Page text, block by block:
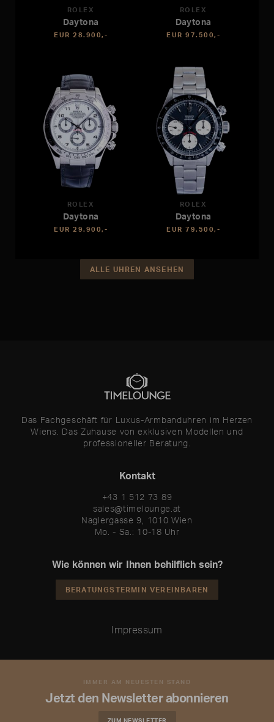
ROLEX
Daytona
EUR 28.900,-
ROLEX
Daytona
EUR 97.500,-
ROLEX
Daytona
EUR 29.900,-
ROLEX
Daytona
EUR 79.500,-
ALLE UHREN ANSEHEN
Das Fachgeschäft für Luxus-Armbanduhren im Herzen
Wiens. Das Zuhause von exklusiven Modellen und
professioneller Beratung.
Kontakt
+43 1 512 73 89
sales@timelounge.at
Naglergasse 9, 1010 Wien
Mo. - Sa.: 10-18 Uhr
Wie können wir Ihnen behilflich sein?
BERATUNGSTERMIN VEREINBAREN
Impressum
IMMER AM NEUESTEN STAND
Jetzt den Newsletter abonnieren
ZUM NEWSLETTER